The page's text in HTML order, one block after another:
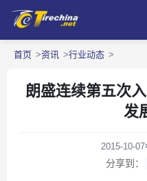
首页 资讯 行业动态
朗盛连续第五次
发
2015-10-07
分享到：